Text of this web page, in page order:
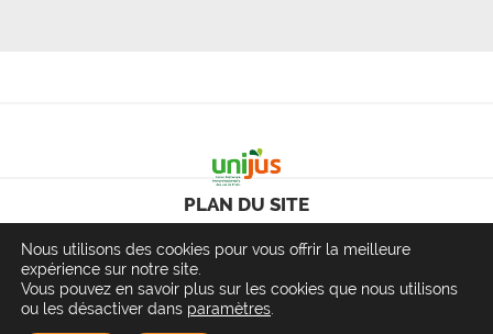
PLAN DU SITE
MENTIONS LÉGALES
CONTACT
Nous utilisons des cookies pour vous offrir la meilleure
expérience sur notre site.
Vous pouvez en savoir plus sur les cookies que nous utilisons
ou les désactiver dans paramètres